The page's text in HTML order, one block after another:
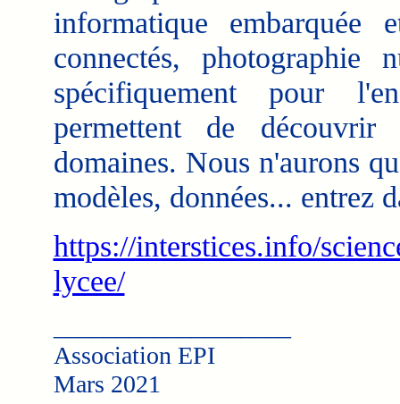
informatique embarquée
connectés, photographie
spécifiquement pour
permettent de
domaines. Nous n'aurons
modèles, données... entrez
https://interstices.info/
lycee/
Association EPI
Mars 2021